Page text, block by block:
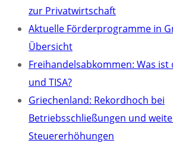
zur Privatwirtschaft
Aktuelle Förderprogramme in
Übersicht
Freihandelsabkommen: Was ist
und TISA?
Griechenland: Rekordhoch bei
Betriebsschließungen und
Steuererhöhungen